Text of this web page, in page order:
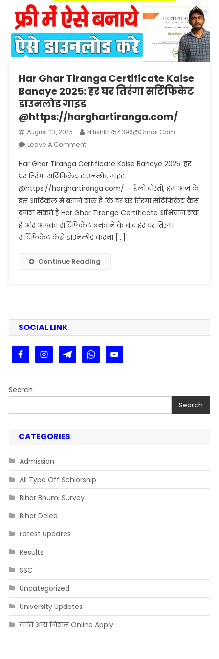
Har Ghar Tiranga Certificate Kaise
Banaye 2025: हर घर तिरंगा सर्टिफिकेट
डाउनलोड गाइड
@https://harghartiranga.com/
August 13, 2025
Nitishkr754396@gmail.com
Leave A CommentOn
Ghar
Tiranga
Certificate
Kaise
Banaye
2025:
हर
तिरंगा
सर्टिफिकेट
Har Ghar Tiranga Certificate Kaise Banaye 2025: हर
घर तिरंगा सर्टिफिकेट डाउनलोड गाइड
@https://harghartiranga.com/ :- हेलो दोस्तो, हम आज के
इस आर्टिकल में बताने वाले हैं कि हर घर तिरंगा सर्टिफिकेट कैसे
बनवा सकते हैं Har Ghar Tiranga Certificate अभियान क्या
है और आपका सर्टिफिकेट बनवाने के बाद हर घर तिरंगा
सर्टिफिकेट कैसे डाउनलोड करना […]
Continue Reading
SOCIAL LINK
Search
Search
CATEGORIES
Admission
All Type Off Schlorship
Bihar Bhumi Survey
Bihar Deled
Latest Updates
Results
SSC
Uncategorized
University Updates
जाति आय निवास Online Apply